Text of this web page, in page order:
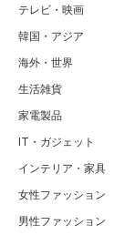
テレビ・映画
韓国・アジア
海外・世界
生活雑貨
家電製品
IT・ガジェット
インテリア・家具
女性ファッション
男性ファッション